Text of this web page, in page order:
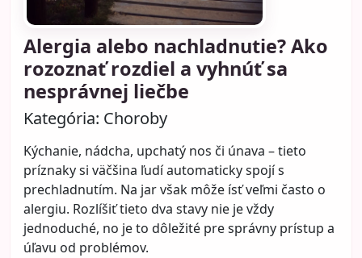
Alergia alebo nachladnutie? Ako
rozoznať rozdiel a vyhnúť sa
nesprávnej liečbe
Kategória: Choroby
Kýchanie, nádcha, upchatý nos či únava – tieto
príznaky si väčšina ľudí automaticky spojí s
prechladnutím. Na jar však môže ísť veľmi často o
alergiu. Rozlíšiť tieto dva stavy nie je vždy
jednoduché, no je to dôležité pre správny prístup a
úľavu od problémov.